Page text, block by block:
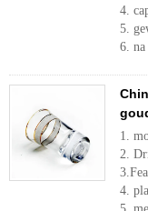
4.
5.
6.
1.
2.
4.